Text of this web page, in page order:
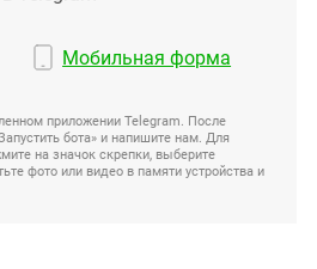
Мобильная форма
приложении Telegram. После
бота» и напишите нам. Для
на значок скрепки, выберите
фото или видео в памяти устройства и